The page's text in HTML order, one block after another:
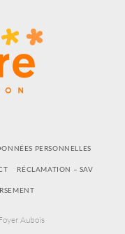
PERSONNELLES
RÉCLAMATION – SAV
Aubois